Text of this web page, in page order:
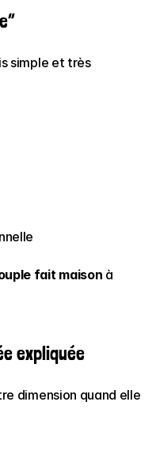
simple et très
fait maison à
expliquée
dimension quand elle